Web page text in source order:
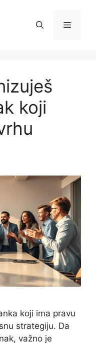
Menu
koji
koji ima pravu
strategiju. Da
važno je